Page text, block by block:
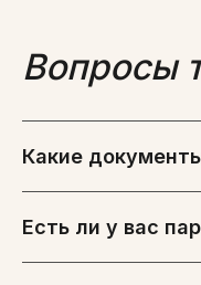
Вопросы
Какие
Есть ли у вас